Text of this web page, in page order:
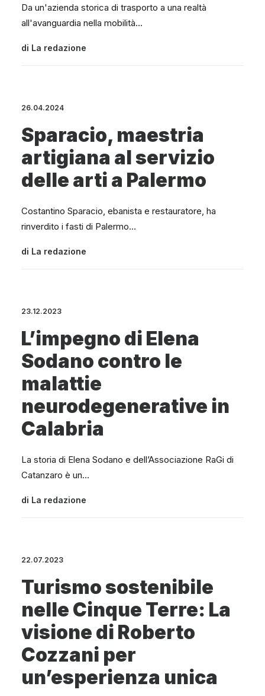
Da un'azienda storica di trasporto a una realtà
all'avanguardia nella mobilità…
di La redazione
26.04.2024
Sparacio, maestria
artigiana al servizio
delle arti a Palermo
Costantino Sparacio, ebanista e restauratore, ha
rinverdito i fasti di Palermo…
di La redazione
23.12.2023
L’impegno di Elena
Sodano contro le
malattie
neurodegenerative in
Calabria
La storia di Elena Sodano e dell’Associazione RaGi di
Catanzaro è un…
di La redazione
22.07.2023
Turismo sostenibile
nelle Cinque Terre: La
visione di Roberto
Cozzani per
un’esperienza unica